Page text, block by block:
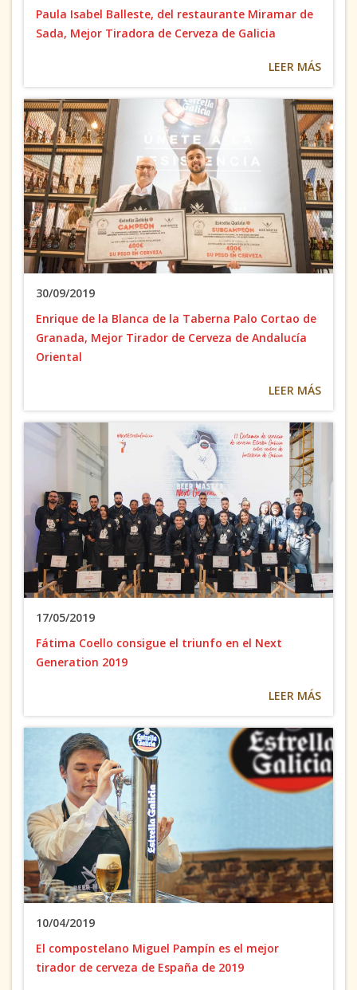
Paula Isabel Balleste, del restaurante Miramar de
Sada, Mejor Tiradora de Cerveza de Galicia
LEER MÁS
30/09/2019
Enrique de la Blanca de la Taberna Palo Cortao de
Granada, Mejor Tirador de Cerveza de Andalucía
Oriental
LEER MÁS
17/05/2019
Fátima Coello consigue el triunfo en el Next
Generation 2019
LEER MÁS
10/04/2019
El compostelano Miguel Pampín es el mejor
tirador de cerveza de España de 2019